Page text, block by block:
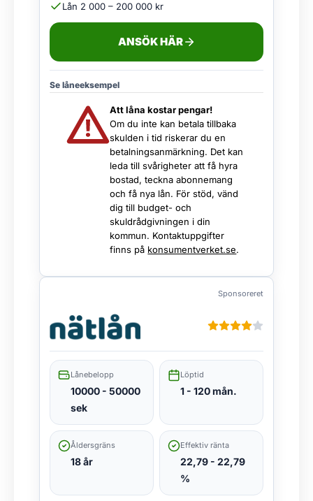
Lån 2 000 – 200 000 kr
ANSÖK HÄR
Se låneeksempel
Att låna kostar pengar!
Om du inte kan betala tillbaka
skulden i tid riskerar du en
betalningsanmärkning. Det kan
leda till svårigheter att få hyra
bostad, teckna abonnemang
och få nya lån. För stöd, vänd
dig till budget- och
skuldrådgivningen i din
kommun. Kontaktuppgifter
finns på konsumentverket.se.
Sponsoreret
Lånebelopp
10000 - 50000
sek
Löptid
1 - 120 mån.
Åldersgräns
18 år
Effektiv ränta
22,79 - 22,79
%